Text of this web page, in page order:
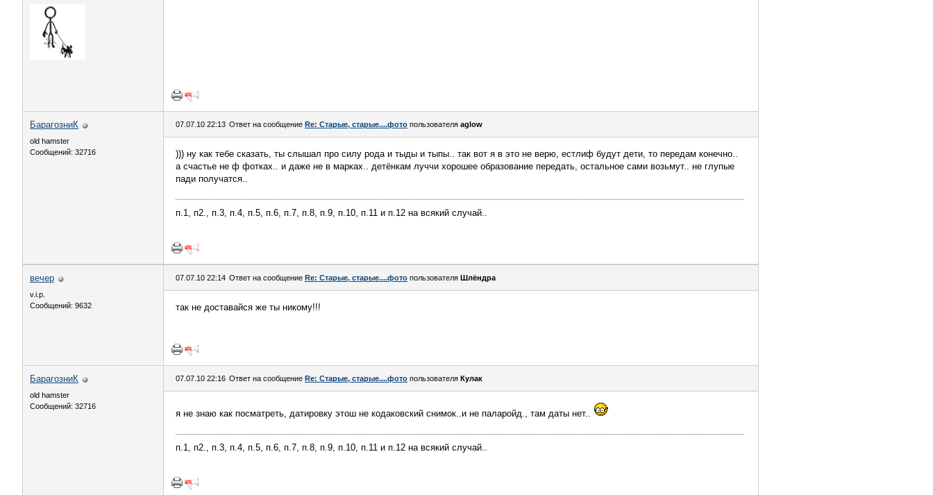
БарагозниК
old hamster
Сообщений: 32716
07.07.10 22:13 Ответ на сообщение Re: Старые, старые....фото пользователя aglow
))) ну как тебе сказать, ты слышал про силу рода и тыды и тыпы.. так вот я в это не верю, естлиф будут дети, то передам конечно..
а счастье не ф фотках.. и даже не в марках.. детёнкам луччи хорошее образование передать, остальное сами возьмут.. не глупые
пади получатся..
п.1, п2., п.3, п.4, п.5, п.6, п.7, п.8, п.9, п.10, п.11 и п.12 на всякий случай..
вечер
v.i.p.
Сообщений: 9632
07.07.10 22:14 Ответ на сообщение Re: Старые, старые....фото пользователя Шлёндра
так не доставайся же ты никому!!!
БарагозниК
old hamster
Сообщений: 32716
07.07.10 22:16 Ответ на сообщение Re: Старые, старые....фото пользователя Кулак
я не знаю как посматреть, датировку этош не кодаковский снимок..и не паларойд., там даты нет..
п.1, п2., п.3, п.4, п.5, п.6, п.7, п.8, п.9, п.10, п.11 и п.12 на всякий случай..